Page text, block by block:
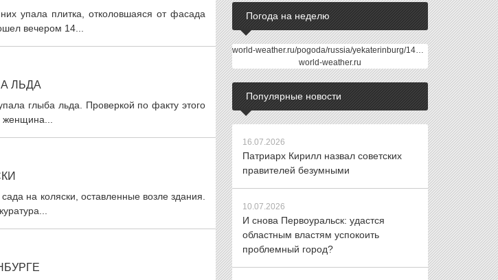
упала плитка, отколовшаяся от фасада
вечером 14...
ЛЬДА
глыба льда. Проверкой по факту этого
женщина...
на коляски, оставленные возле здания.
Погода на неделю
world-weather.ru/pogoda/russia/yekaterinburg/14days/
world-weather.ru
Популярные новости
16.07.2026
Патриарх Кирилл назвал советских
правителей безумными
10.07.2026
И снова Первоуральск: удастся
областным властям успокоить
проблемный город?